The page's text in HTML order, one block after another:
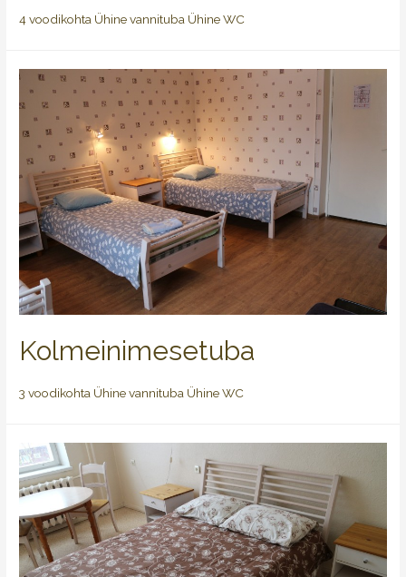
4 voodikohta Ühine vannituba Ühine WC
Kolmeinimesetuba
3 voodikohta Ühine vannituba Ühine WC